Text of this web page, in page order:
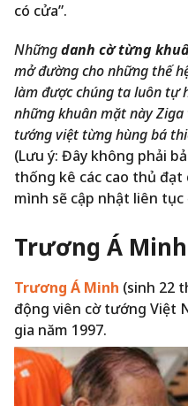
có cửa”.
Nhữngdanh cờ từng
mở đường cho những thế
làm được chúng ta luôn tự
những khuân mặt này
tướng việt từng hùng bá
(Lưu ý: Đây không phải
thống kê các cao thủ đạt
mình sẽ cập nhật liên tục
Trương Á Minh
Trương Á Minh (sinh 22
động viên cờ tướng Việt
gia năm 1997.